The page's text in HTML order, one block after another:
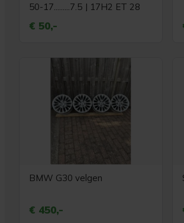
50-17.........7.5 J 17H2 ET 28
€ 50,-
BMW G30 velgen
€ 450,-